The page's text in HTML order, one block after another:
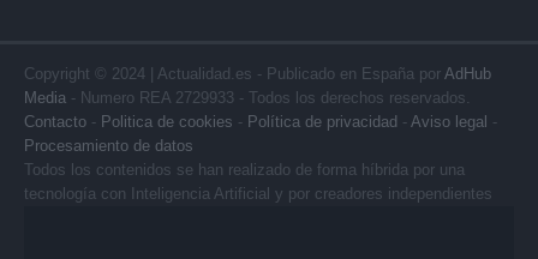
Copyright © 2024 | Actualidad.es - Publicado en España por AdHub
Media - Numero REA 2729933 - Todos los derechos reservados.
Contacto - Politica de cookies - Política de privacidad - Aviso legal -
Procesamiento de datos
Todos los contenidos se han realizado de forma híbrida por una
tecnología con Inteligencia Artificial y por creadores independientes